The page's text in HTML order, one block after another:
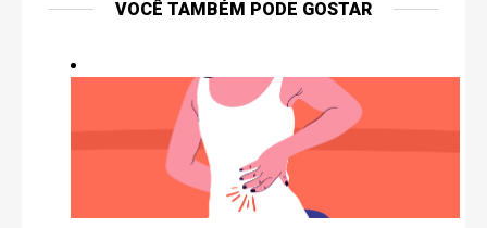
VOCÊ TAMBÉM PODE GOSTAR